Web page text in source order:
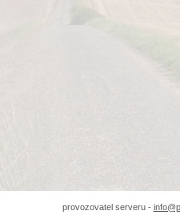
provozovatel serveru -